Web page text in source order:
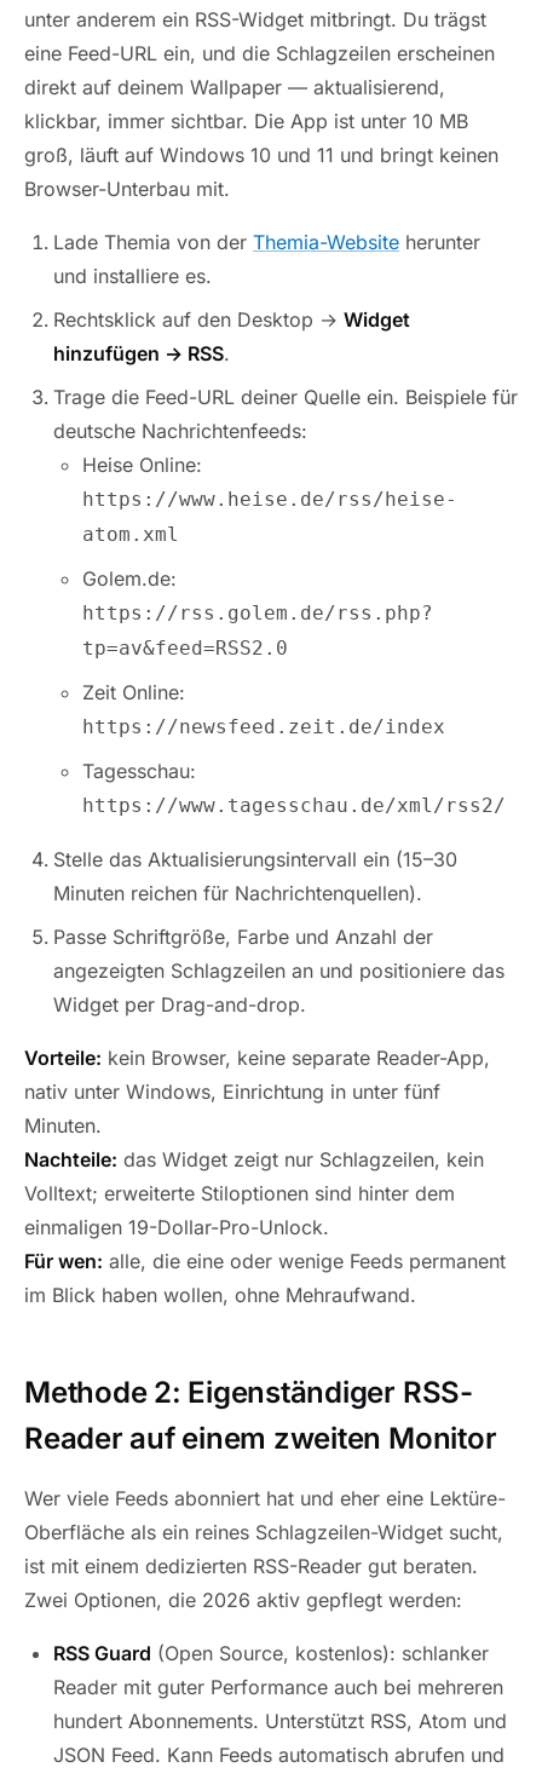
unter anderem ein RSS-Widget mitbringt. Du trägst
eine Feed-URL ein, und die Schlagzeilen erscheinen
direkt auf deinem Wallpaper — aktualisierend,
klickbar, immer sichtbar. Die App ist unter 10 MB
groß, läuft auf Windows 10 und 11 und bringt keinen
Browser-Unterbau mit.
Lade Themia von der Themia-Website herunter
und installiere es.
Rechtsklick auf den Desktop → Widget
hinzufügen → RSS.
Trage die Feed-URL deiner Quelle ein. Beispiele für
deutsche Nachrichtenfeeds:
Heise Online:
https://www.heise.de/rss/heise-
atom.xml
Golem.de:
https://rss.golem.de/rss.php?
tp=av&feed=RSS2.0
Zeit Online:
https://newsfeed.zeit.de/index
Tagesschau:
https://www.tagesschau.de/xml/rss2/
Stelle das Aktualisierungsintervall ein (15–30
Minuten reichen für Nachrichtenquellen).
Passe Schriftgröße, Farbe und Anzahl der
angezeigten Schlagzeilen an und positioniere das
Widget per Drag-and-drop.
Vorteile: kein Browser, keine separate Reader-App,
nativ unter Windows, Einrichtung in unter fünf
Minuten.
Nachteile: das Widget zeigt nur Schlagzeilen, kein
Volltext; erweiterte Stiloptionen sind hinter dem
einmaligen 19-Dollar-Pro-Unlock.
Für wen: alle, die eine oder wenige Feeds permanent
im Blick haben wollen, ohne Mehraufwand.
Methode 2: Eigenständiger RSS-
Reader auf einem zweiten Monitor
Wer viele Feeds abonniert hat und eher eine Lektüre-
Oberfläche als ein reines Schlagzeilen-Widget sucht,
ist mit einem dedizierten RSS-Reader gut beraten.
Zwei Optionen, die 2026 aktiv gepflegt werden:
RSS Guard (Open Source, kostenlos): schlanker
Reader mit guter Performance auch bei mehreren
hundert Abonnements. Unterstützt RSS, Atom und
JSON Feed. Kann Feeds automatisch abrufen und